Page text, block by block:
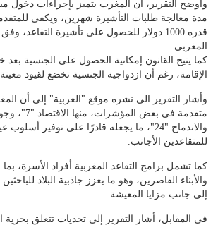
وأوضح التقرير، أن المغرب يتميز بإجراءات دخول
مدة معالجة طلبات التأشيرة شهرين، ويكفي
قدره 1000 دولار للحصول على تأشيرة التقاعد،
المغربي.
كما يتيح القانون إمكانية الحصول على الجنسية
الإقامة، رغم أن ازدواجية الجنسية تخضع لقيود معينة.
وأشار التقرير الي نشره موقع "العربية" إلى أن
والاندماج "24"، ما يجعله قادرًا على توفير
للمتقاعدين الأجانب.
كما تشمل برامج التقاعد المغربية أفراد الأسرة،
والأبناء القاصرين، وهو ما يعزز جاذبية البلاد
إلى جانب مزايا المعيشة.
في المقابل، أشار التقرير إلى تحديات تتعلق بحرية